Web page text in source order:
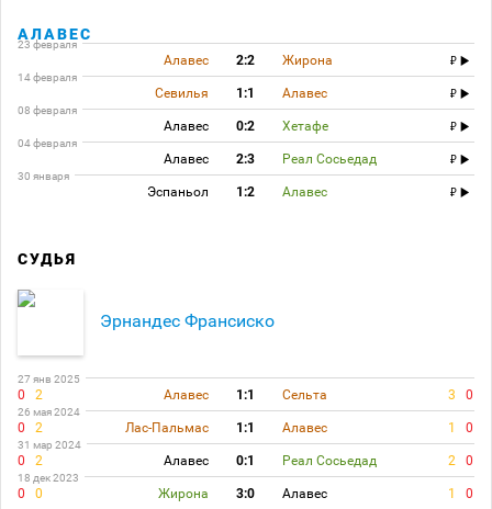
АЛАВЕС
23 февраля
Алавес 2:2 Жирона
14 февраля
Севилья 1:1 Алавес
08 февраля
Алавес 0:2 Хетафе
04 февраля
Алавес 2:3 Реал Сосьедад
30 января
Эспаньол 1:2 Алавес
СУДЬЯ
Эрнандес Франсиско
27 янв 2025
0 2 Алавес 1:1 Сельта 3 0
26 мая 2024
0 2 Лас-Пальмас 1:1 Алавес 1 0
31 мар 2024
0 2 Алавес 0:1 Реал Сосьедад 2 0
18 дек 2023
0 0 Жирона 3:0 Алавес 1 0